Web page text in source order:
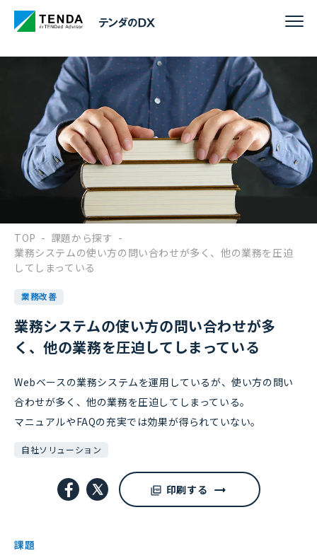
TOP - 課題から探す -
業務システムの使い方の問い合わせが多く、他の業務を圧迫
してしまっている
業務改善
業務システムの使い方の問い合わせが多
く、他の業務を圧迫してしまっている
Webベースの業務システムを運用しているが、使い方の問い
合わせが多く、他の業務を圧迫してしまっている。
マニュアルやFAQの充実では効果が得られていない。
自社ソリューション
印刷する
課題